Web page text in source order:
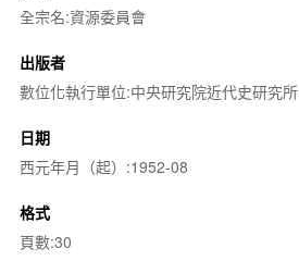
全宗名:資源委員會
出版者
數位化執行單位:中央研究院近代史研究所
日期
西元年月（起）:1952-08
格式
頁數:30